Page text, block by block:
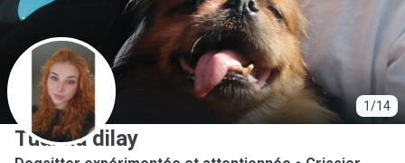
1/14
T
Tuanna dilay